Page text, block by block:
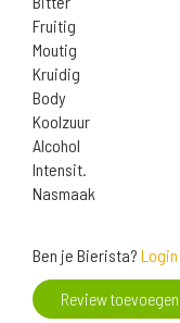
Fruitig
Moutig
Kruidig
Body
Koolzuur
Alcohol
Intensit.
Nasmaak
Ben je Bierista? Login
Review toevoegen